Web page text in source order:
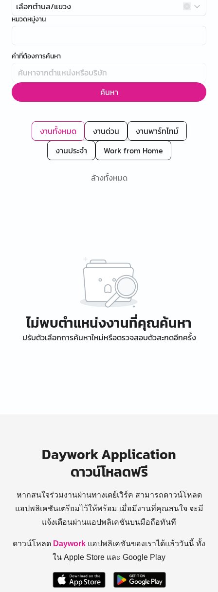
เลือกตำบล/แขวง
หมวดหมู่งาน
คำที่ต้องการค้นหา
ค้นหา
งานทั้งหมด งานด่วน
งานพาร์ทไทม์
งานประจำ
Work from Home
ล้างทั้งหมด
ไม่พบตำแหน่งงานที่คุณค้นหา
ปรับตัวเลือกการค้นหาใหม่หรือตรวจสอบตัวสะกดอีกครั้ง
Daywork Application
ดาวน์โหลดฟรี
หากสนใจร่วมงานผ่านทางเดย์เวิร์ค สามารถดาวน์โหลด
แอปพลิเคชันเตรียมไว้ให้พร้อม เมื่อมีงานที่คุณสนใจ จะมี
แจ้งเตือนผ่านแอปพลิเคชันบนมือถือทันที
ดาวน์โหลด Daywork แอปพลิเคชันของเราได้แล้ววันนี้ ทั้ง
ใน Apple Store และ Google Play